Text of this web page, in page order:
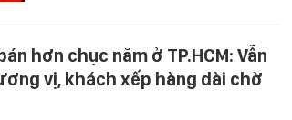
hơn chục năm ở TP.HCM: Vẫn
vị, khách xếp hàng dài chờ